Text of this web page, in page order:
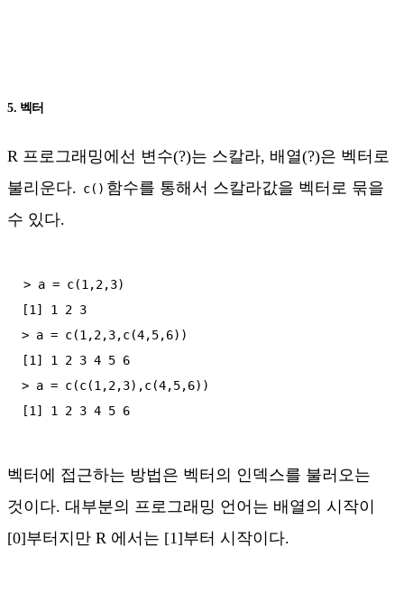
5. 벡터
R 프로그래밍에선 변수(?)는 스칼라, 배열(?)은 벡터로
불리운다. c() 함수를 통해서 스칼라값을 벡터로 묶을
수 있다.
> a = c(1,2,3)
[1] 1 2 3
> a = c(1,2,3,c(4,5,6))
[1] 1 2 3 4 5 6
> a = c(c(1,2,3),c(4,5,6))
벡터에 접근하는 방법은 벡터의 인덱스를 불러오는
것이다. 대부분의 프로그래밍 언어는 배열의 시작이
[0]부터지만 R 에서는 [1]부터 시작이다.